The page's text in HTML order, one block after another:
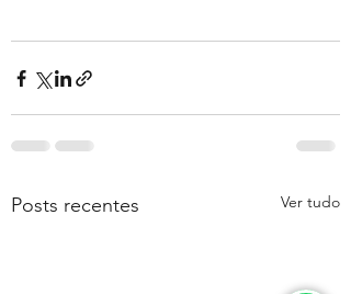
Posts recentes Ver tudo